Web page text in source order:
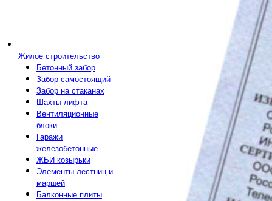
Жилое строительство
Бетонный забор
Забор самостоящий
Забор на стаканах
Шахты лифта
Вентиляционные
блоки
Гаражи
железобетонные
ЖБИ козырьки
Элементы лестниц и
маршей
Балконные плиты